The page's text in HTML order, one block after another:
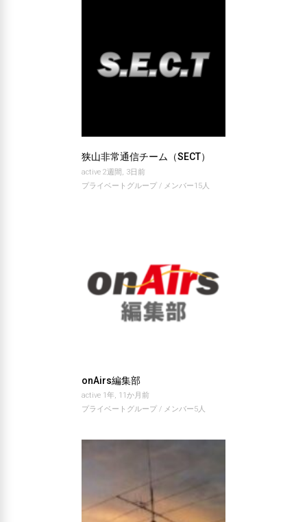
狭山非常通信チーム（SECT）
active 2週間, 3日前
プライベートグループ / メンバー15人
onAirs編集部
active 1年, 11か月前
プライベートグループ / メンバー5人